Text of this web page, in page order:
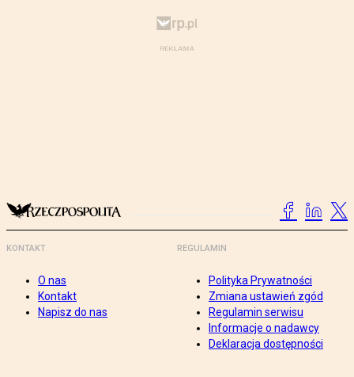
KONTAKT
O nas
Kontakt
Napisz do nas
REGULAMIN
Polityka Prywatności
Zmiana ustawień zgód
Regulamin serwisu
Informacje o nadawcy
Deklaracja dostępności